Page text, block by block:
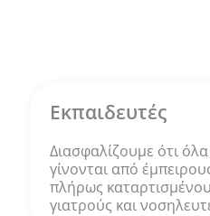
Εκπαιδευτές
Διασφαλίζουμε ότι
γίνονται από
πλήρως
γιατρούς και